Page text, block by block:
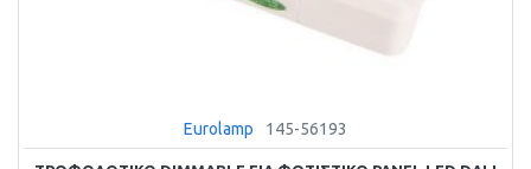
Eurolamp 145-56193